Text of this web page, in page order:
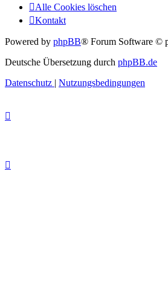
Alle Cookies löschen
Kontakt
Powered by phpBB® Forum Software ©
Deutsche Übersetzung durch phpBB.de
Datenschutz | Nutzungsbedingungen